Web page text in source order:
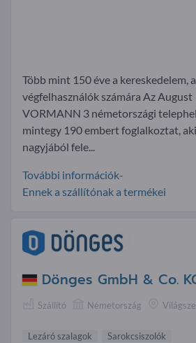
Több mint 150 éve a kereskedelem,
végfelhasználók számára Az August
VORMANN 3 németországi
mintegy 190 embert foglalkoztat,
nagyjából fele...
További információk-
Ennek a szállítónak a termékei
Dönges GmbH & Co.
Szállító Németország
Lezáró szalagok
Sarokcsiszolók